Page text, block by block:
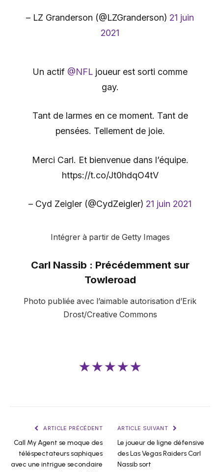
– LZ Granderson (@LZGranderson) 21 juin
2021
Un actif @NFL joueur est sorti comme
gay.
Tant de larmes en ce moment. Tant de
pensées. Tellement de joie.
Merci Carl. Et bienvenue dans l’équipe.
https://t.co/Jt0hdqO4tV
– Cyd Zeigler (@CydZeigler) 21 juin 2021
Intégrer à partir de Getty Images
Carl Nassib : Précédemment sur
Towleroad
Photo publiée avec l’aimable autorisation d’Erik
Drost/Creative Commons
★★★★★
ARTICLE PRÉCÉDENT
Call My Agent se moque des
téléspectateurs saphiques
avec une intrigue secondaire
ARTICLE SUIVANT
Le joueur de ligne défensive
des Las Vegas Raiders Carl
Nassib sort